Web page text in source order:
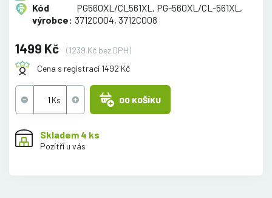
Kód
výrobce:
PG560XL/CL561XL, PG-560XL/CL-561XL,
3712C004, 3712C008
1499 Kč
(1239 Kč bez DPH)
Cena s registrací 1492 Kč
DO KOŠÍKU
Skladem 4 ks
Pozítří u vás